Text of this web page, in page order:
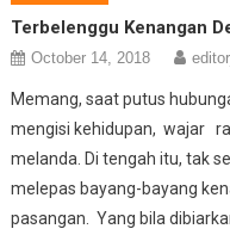
Terbelenggu Kenangan
October 14, 2018
Memang, saat putus
mengisi kehidupan, wajar
melanda. Di tengah itu, tak
melepas bayang-bayang
pasangan. Yang bila